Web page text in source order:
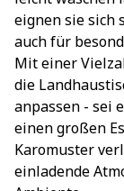
eignen sie sich
auch für
Mit einer
die
anpassen - sei
einen großen
Karomuster
einladende